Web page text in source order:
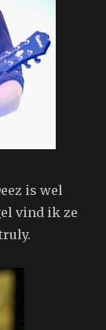
is wel
vind ik ze